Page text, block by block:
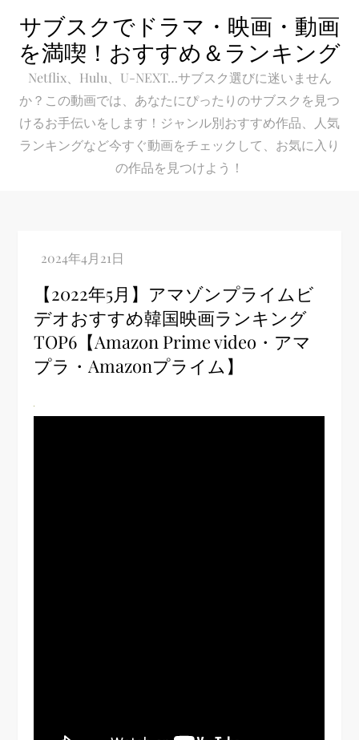
content
サブスクでドラマ・映画・動画
を満喫！おすすめ＆ランキング
Netflix、Hulu、U-NEXT…サブスク選びに迷いません
か？この動画では、あなたにぴったりのサブスクを見つ
けるお手伝いをします！ジャンル別おすすめ作品、人気
ランキングなど今すぐ動画をチェックして、お気に入り
の作品を見つけよう！
【2022年5月】アマゾンプライムビ
デオおすすめ韓国映画ランキング
TOP6【Amazon Prime video・アマ
プラ・Amazonプライム】